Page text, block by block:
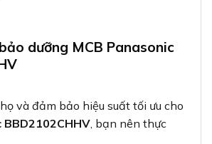
dưỡng MCB Panasonic
và đảm bảo hiệu suất tối ưu cho
BBD2102CHHV , bạn nên thực